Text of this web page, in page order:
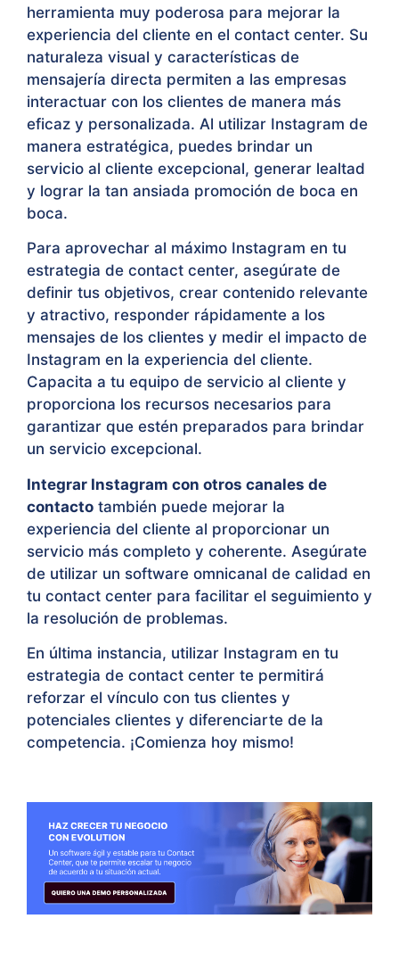
herramienta muy poderosa para mejorar la
experiencia del cliente en el contact center. Su
naturaleza visual y características de
mensajería directa permiten a las empresas
interactuar con los clientes de manera más
eficaz y personalizada. Al utilizar Instagram de
manera estratégica, puedes brindar un
servicio al cliente excepcional, generar lealtad
y lograr la tan ansiada promoción de boca en
boca.
Para aprovechar al máximo Instagram en tu
estrategia de contact center, asegúrate de
definir tus objetivos, crear contenido relevante
y atractivo, responder rápidamente a los
mensajes de los clientes y medir el impacto de
Instagram en la experiencia del cliente.
Capacita a tu equipo de servicio al cliente y
proporciona los recursos necesarios para
garantizar que estén preparados para brindar
un servicio excepcional.
Integrar Instagram con otros canales de
contacto también puede mejorar la
experiencia del cliente al proporcionar un
servicio más completo y coherente. Asegúrate
de utilizar un software omnicanal de calidad en
tu contact center para facilitar el seguimiento y
la resolución de problemas.
En última instancia, utilizar Instagram en tu
estrategia de contact center te permitirá
reforzar el vínculo con tus clientes y
potenciales clientes y diferenciarte de la
competencia. ¡Comienza hoy mismo!